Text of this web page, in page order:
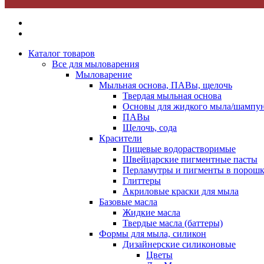
Каталог товаров
Все для мыловарения
Мыловарение
Мыльная основа, ПАВы, щелочь
Твердая мыльная основа
Основы для жидкого мыла/
ПАВы
Щелочь, сода
Красители
Пищевые водорастворимые
Швейцарские пигментные пасты
Перламутры и пигменты в
Глиттеры
Акриловые краски для мыла
Базовые масла
Жидкие масла
Твердые масла (баттеры)
Формы для мыла, силикон
Дизайнерские силиконовые
Цветы